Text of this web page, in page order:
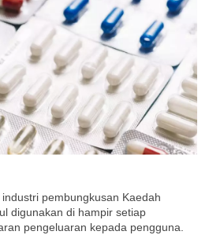
pembungkusan Kaedah
digunakan di hampir setiap
pengeluaran kepada pengguna.